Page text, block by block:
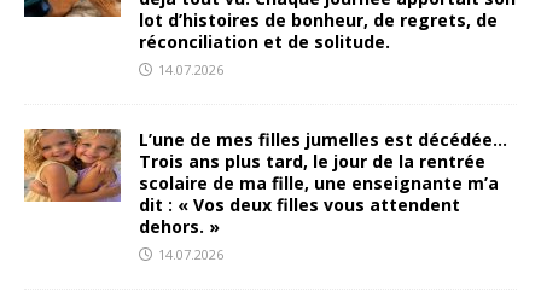
lot d’histoires de bonheur, de regrets, de
réconciliation et de solitude.
14.07.2026
L’une de mes filles jumelles est décédée…
Trois ans plus tard, le jour de la rentrée
scolaire de ma fille, une enseignante m’a
dit : « Vos deux filles vous attendent
dehors. »
14.07.2026